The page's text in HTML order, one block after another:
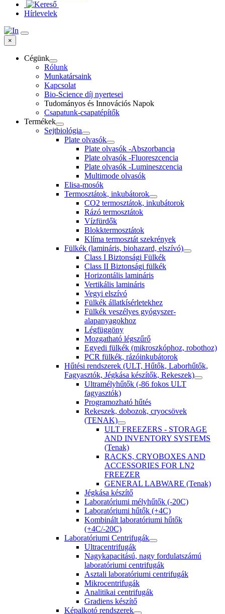
Hírlevelek
×
Cégünk
Rólunk
Munkatársaink
Kapcsolat
Bio-Science díj nyertesei
Tudományos és Innovációs Napok
Csapatunk-csapatépítők
Termékek
Sejtbiológia
Plate olvasók
Plate olvasók -Abszorbancia
Plate olvasók -Fluoreszcencia
Plate olvasók -Lumineszcencia
Multimode olvasók
Elisa-mosók
Termosztátok, inkubátorok
CO2 termosztátok, inkubátorok
Rázó termosztátok
Vízfürdők
Blokktermosztátok
Klíma termosztát szekrények
Fülkék (lamináris, biohazard, elszívó)
Class I Biztonsági Fülkék
Class II Biztonsági fülkék
Horizontális lamináris
Vertikális lamináris
Vegyi elszívó
Fülkék állatkísérletekhez
Fülkék veszélyes gyógyszer-
alapanyagokhoz
Légfüggöny
Mozgatható légszűrő
Egyedi fülkék (mikroszkóphoz, robothoz)
PCR fülkék, rázóinkubátorok
Hűtési rendszerek (ULT, Hűtők, Laborhűtők,
Fagyasztók, Jégkása készítők, Rekeszek)
Ultramélyhűtők (-86 fokos ULT
fagyasztók)
Programozható hűtés
Rekeszek, dobozok, cryocsövek
(TENAK)
ULT FREEZERS - STORAGE
AND INVENTORY SYSTEMS
(Tenak)
RACKS, CRYOBOXES AND
ACCESSORIES FOR LN2
FREEZER
GENERAL LABWARE (Tenak)
Jégkása készítő
Laboratóriumi mélyhűtők (-20C)
Laboratóriumi hűtők (+4C)
Kombinált laboratóriumi hűtők
(+4C/-20C)
Laboratóriumi Centrifugák
Ultracentrifugák
Nagykapacitású, nagy fordulatszámú
laboratóriumi centrifugák
Asztali laboratóriumi centrifugák
Mikrocentrifugák
Analitikai centrifugák
Gradiens készítő
Képalkotó rendszerek